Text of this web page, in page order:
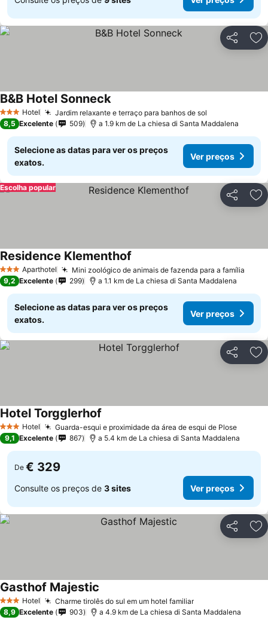
Partilhar
3 EstrelasHotel Jardim relaxante e terraço para banhos de sol
B&B Hotel Sonneck
8,5 Excelente 509 a 1.9 km de La chiesa di Santa Maddalena
Selecione as datas para ver os preços
exatos.
Ver preços
Partilhar
Escolha popular
3 EstrelasAparthotel Mini zoológico de animais de fazenda para a família
Residence Klementhof
9,2 Excelente 299 a 1.1 km de La chiesa di Santa Maddalena
Selecione as datas para ver os preços
exatos.
Ver preços
Partilhar
3 EstrelasHotel Guarda-esqui e proximidade da área de esqui de Plose
Hotel Torgglerhof
9,1 Excelente 867 a 5.4 km de La chiesa di Santa Maddalena
De € 329
Consulte os preços de 3 sites Ver preços
Partilhar
3 EstrelasHotel Charme tirolês do sul em um hotel familiar
Gasthof Majestic
8,9 Excelente 903 a 4.9 km de La chiesa di Santa Maddalena